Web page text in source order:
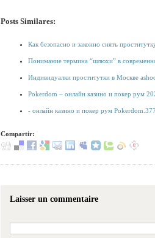
Posts Similares:
Как безопасно и законно снять
Понимание термина “шлюхи” в
Индивидуалки проститутки в Москве
Pokerdom – онлайн казино и покер рум
- онлайн казино и покер рум
Compartir:
Laisser un commentaire